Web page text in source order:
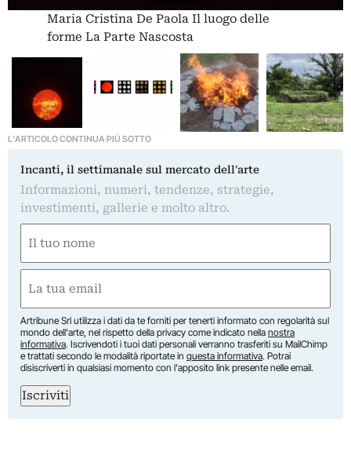
Maria Cristina De Paola Il luogo delle
forme La Parte Nascosta
L'ARTICOLO CONTINUA PIÙ SOTTO
Incanti, il settimanale sul mercato dell'arte
Informazioni, numeri, tendenze, strategie,
investimenti, gallerie e molto altro.
(Required)
First
(Required)
Artribune Srl utilizza i dati da te forniti per tenerti informato con regolarità sul
mondo dell'arte, nel rispetto della privacy come indicato nella nostra
informativa. Iscrivendoti i tuoi dati personali verranno trasferiti su MailChimp
e trattati secondo le modalità riportate in questa informativa. Potrai
disiscriverti in qualsiasi momento con l'apposito link presente nelle email.
Iscriviti